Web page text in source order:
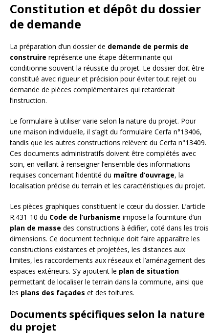
Constitution et dépôt du dossier
de demande
La préparation d’un dossier de demande de permis de
construire représente une étape déterminante qui
conditionne souvent la réussite du projet. Le dossier doit être
constitué avec rigueur et précision pour éviter tout rejet ou
demande de pièces complémentaires qui retarderait
l’instruction.
Le formulaire à utiliser varie selon la nature du projet. Pour
une maison individuelle, il s’agit du formulaire Cerfa n°13406,
tandis que les autres constructions relèvent du Cerfa n°13409.
Ces documents administratifs doivent être complétés avec
soin, en veillant à renseigner l’ensemble des informations
requises concernant l’identité du maître d’ouvrage, la
localisation précise du terrain et les caractéristiques du projet.
Les pièces graphiques constituent le cœur du dossier. L’article
R.431-10 du Code de l’urbanisme impose la fourniture d’un
plan de masse des constructions à édifier, coté dans les trois
dimensions. Ce document technique doit faire apparaître les
constructions existantes et projetées, les distances aux
limites, les raccordements aux réseaux et l’aménagement des
espaces extérieurs. S’y ajoutent le plan de situation
permettant de localiser le terrain dans la commune, ainsi que
les plans des façades et des toitures.
Documents spécifiques selon la nature
du projet